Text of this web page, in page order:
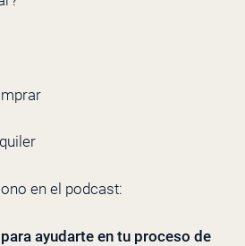
en el podcast:
ayudarte en tu proceso de